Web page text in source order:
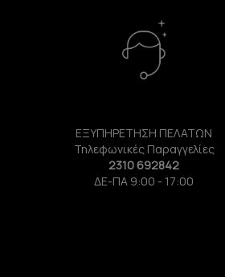
ΕΞΥΠΗΡΕΤΗΣΗ ΠΕΛΑΤΩΝ
Τηλεφωνικές Παραγγελίες
2310 692842
ΔΕ-ΠΑ 9:00 - 17:00